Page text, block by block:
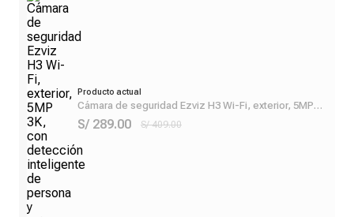
Producto actual
Cámara de seguridad Ezviz H3 Wi-Fi, exterior, 5MP
3K, con detección inteligente de persona y autos
S/ 289.00 S/ 409.00